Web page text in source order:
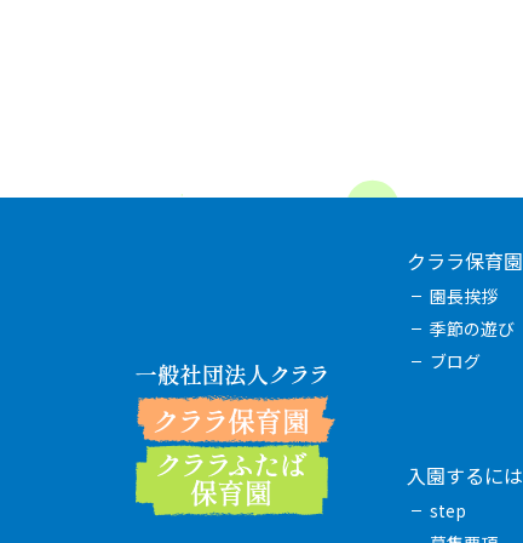
クララ保育園
園長挨拶
季節の遊び
ブログ
入園するに
step